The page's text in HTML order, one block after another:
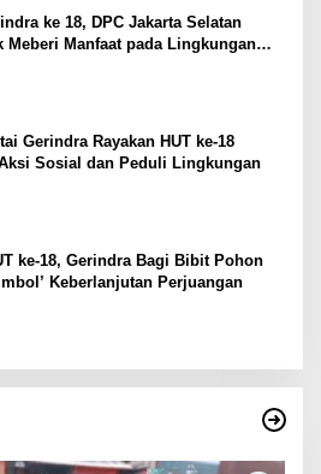
ke 18, DPC Jakarta Selatan
Meberi Manfaat pada Lingkungan
Gerindra Rayakan HUT ke-18
Sosial dan Peduli Lingkungan
ke-18, Gerindra Bagi Bibit Pohon
Keberlanjutan Perjuangan